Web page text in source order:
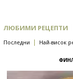
ЛЮБИМИ РЕЦЕПТИ
Последни | Най-висок